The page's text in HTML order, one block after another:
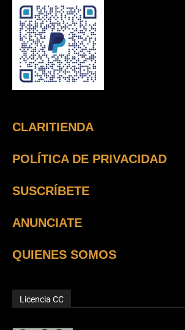
CLARITIENDA
POLÍTICA DE PRIVACIDAD
SUSCRÍBETE
ANUNCIATE
QUIENES SOMOS
Licencia CC